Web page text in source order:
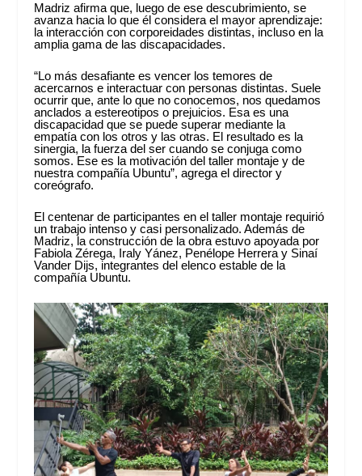
Madriz afirma que, luego de ese descubrimiento, se
avanza hacia lo que él considera el mayor aprendizaje:
la interacción con corporeidades distintas, incluso en la
amplia gama de las discapacidades.
“Lo más desafiante es vencer los temores de
acercarnos e interactuar con personas distintas. Suele
ocurrir que, ante lo que no conocemos, nos quedamos
anclados a estereotipos o prejuicios. Esa es una
discapacidad que se puede superar mediante la
empatía con los otros y las otras. El resultado es la
sinergia, la fuerza del ser cuando se conjuga como
somos. Ese es la motivación del taller montaje y de
nuestra compañía Ubuntu”, agrega el director y
coreógrafo.
El centenar de participantes en el taller montaje requirió
un trabajo intenso y casi personalizado. Además de
Madriz, la construcción de la obra estuvo apoyada por
Fabiola Zérega, Iraly Yánez, Penélope Herrera y Sinaí
Vander Dijs, integrantes del elenco estable de la
compañía Ubuntu.